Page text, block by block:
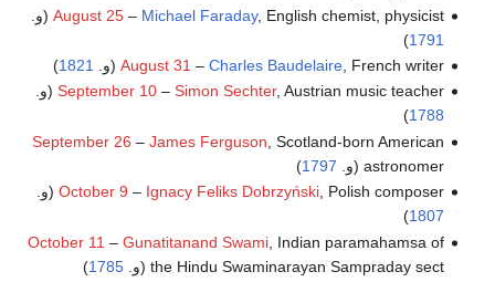
August 25– Michael Faraday, English chemist, physicist (و.
1791
)
August 31 – Charles Baudelaire, French writer (و. 1821
)
September 10– Simon Sechter, Austrian music teacher (و.
1788
)
September 26 – James Ferguson , Scotland-born American
astronomer (و.
1797
)
October 9 – Ignacy Feliks Dobrzyński, Polish composer (و.
1807
)
October 11 – Gunatitanand Swami, Indian paramahamsa of
the Hindu Swaminarayan Sampraday sect (و.
1785
)